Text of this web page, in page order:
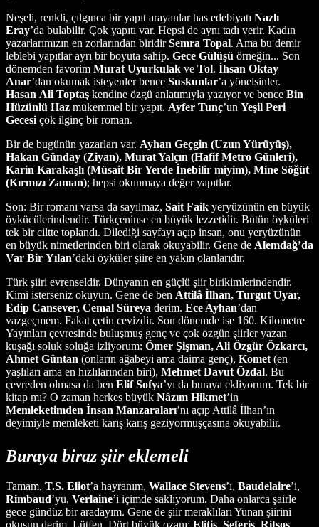
Neşeli, renkli, çılgınca bir yapıt arayanlar has edebiyatı Nazlı
Eray’da bulabilir. Çok yapıtı var. Hepsi de aynı tadı verir. Kadın
yazarlarımızın en zorlarından biridirSemra Topal. Ama bu demir
leblebi yapıtlar ayrı bir boyuta sahip. Gece Gülüşü örneğin... Son
dönemden favorim Murat Uyurkulak ve Tol. İhsan Oktay
Anar’dan okumak isteyenler bence Suskunlar’a yönelsinler.
Hasan Ali Toptaş kendine özgü anlatımıyla yazıyor ve bence Bin
Hüzünlü Haz mükemmel bir yapıt. Ayfer Tunç’un Yeşil Peri
Gecesi çok ilginç bir roman.
Bir de bugünün yazarları var. Ayhan Geçgin (Uzun Yürüyüş),
Hakan Günday (Ziyan), Murat Yalçın (Hafif Metro Günleri),
Karin Karakaşlı (Müsait Bir Yerde İnebilir miyim), Mine Söğüt
(Kırmızı Zaman); hepsi okunmaya değer yapıtlar.
Son: Bir romanı varsa da sayılmaz, Sait Faik yeryüzünün en büyük
öykücülerindendir. Türkçeninse en büyük lezzetidir. Bütün öyküleri
tek bir ciltte toplandı. Dilediği sayfayı açıp insan, onu yeryüzünün
en büyük nimetlerinden biri olarak okuyabilir. Gene de Alemdağ’da
Var Bir Yılan’daki öyküler şiire en yakın olanlarıdır.
Türk şiiri evrenseldir. Dünyanın en güçlü şiir birikimlerindendir.
Kimi isterseniz okuyun. Gene de ben Attilâ İlhan, Turgut Uyar,
Edip Cansever, Cemal Süreya derim. Ece Ayhan’dan
vazgeçmem. Fakat çetin cevizdir. Son dönemde ise 160. Kilometre
Yayınları çevresinde buluşmuş genç ve çok özgün şiirler yazan
kuşağı soluk soluğa izliyorum: Ömer Şişman, Ali Özgür Özkarcı,
Ahmet Güntan (onların ağabeyi ama daima genç), Komet (en
yaşlıları ama en hızlılarından biri), Mehmet Davut Özdal. Bu
çevreden olmasa da ben Elif Sofya’yı da buraya ekliyorum. Tek bir
kitap mı? O zaman herkes büyük Nâzım Hikmet’in
Memleketimden İnsan Manzaraları’nı açıp Attilâ İlhan’ın
deyimiyle memleketi karış karış geziyormuşçasına okuyabilir.
Buraya biraz şiir eklemeli
Tamam, T.S. Eliot’a hayranım, Wallace Stevens’ı, Baudelaire’i,
Rimbaud’yu, Verlaine’i içimde saklıyorum. Daha onlarca şairle
gece gündüz bir aradayım. Gene de şiir meraklıları Yunan şiirini
okusun derim. Lütfen. Dört büyük ozanı; Elitis Seferis Ritsos